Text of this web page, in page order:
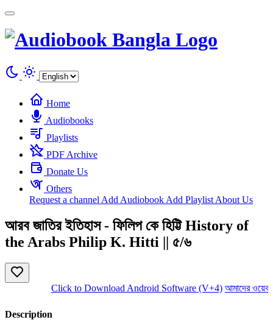
Home
Audiobooks
Playlists
PDF Archive
Donate Us
Others
Request a channel Add Audiobook Add Playlist About Us
আরব জাতির ইতিহাস - ফিলিপ কে হিট্টি History of
the Arabs Philip K. Hitti || ৫/৬
Click to Download Android Software (V+4) আমাদের
Description